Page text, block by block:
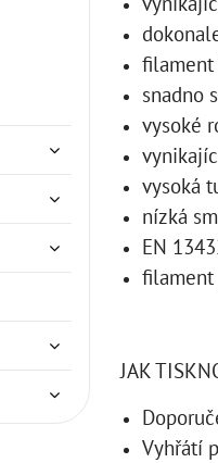
filament
snadno
vysoké
vysoká
nízká
EN
filament
JAK
Vyhřátí